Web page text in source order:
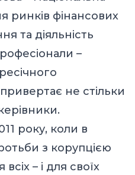
ринків фінансових
та діяльність
–
не стільки
року, коли в
з корупцією
– і для своїх